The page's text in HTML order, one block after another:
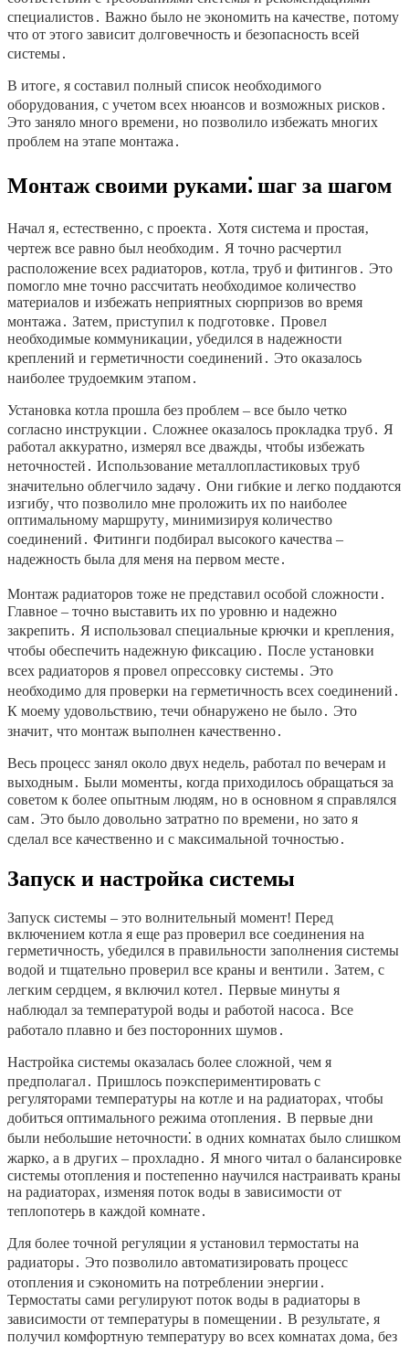
специалистов․ Важно было не экономить на качестве‚ потому
что от этого зависит долговечность и безопасность всей
системы․
В итоге‚ я составил полный список необходимого
оборудования‚ с учетом всех нюансов и возможных рисков․
Это заняло много времени‚ но позволило избежать многих
проблем на этапе монтажа․
Монтаж своими руками⁚ шаг за шагом
Начал я‚ естественно‚ с проекта․ Хотя система и простая‚
чертеж все равно был необходим․ Я точно расчертил
расположение всех радиаторов‚ котла‚ труб и фитингов․ Это
помогло мне точно рассчитать необходимое количество
материалов и избежать неприятных сюрпризов во время
монтажа․ Затем‚ приступил к подготовке․ Провел
необходимые коммуникации‚ убедился в надежности
креплений и герметичности соединений․ Это оказалось
наиболее трудоемким этапом․
Установка котла прошла без проблем – все было четко
согласно инструкции․ Сложнее оказалось прокладка труб․ Я
работал аккуратно‚ измерял все дважды‚ чтобы избежать
неточностей․ Использование металлопластиковых труб
значительно облегчило задачу․ Они гибкие и легко поддаются
изгибу‚ что позволило мне проложить их по наиболее
оптимальному маршруту‚ минимизируя количество
соединений․ Фитинги подбирал высокого качества –
надежность была для меня на первом месте․
Монтаж радиаторов тоже не представил особой сложности․
Главное – точно выставить их по уровню и надежно
закрепить․ Я использовал специальные крючки и крепления‚
чтобы обеспечить надежную фиксацию․ После установки
всех радиаторов я провел опрессовку системы․ Это
необходимо для проверки на герметичность всех соединений․
К моему удовольствию‚ течи обнаружено не было․ Это
значит‚ что монтаж выполнен качественно․
Весь процесс занял около двух недель‚ работал по вечерам и
выходным․ Были моменты‚ когда приходилось обращаться за
советом к более опытным людям‚ но в основном я справлялся
сам․ Это было довольно затратно по времени‚ но зато я
сделал все качественно и с максимальной точностью․
Запуск и настройка системы
Запуск системы – это волнительный момент! Перед
включением котла я еще раз проверил все соединения на
герметичность‚ убедился в правильности заполнения системы
водой и тщательно проверил все краны и вентили․ Затем‚ с
легким сердцем‚ я включил котел․ Первые минуты я
наблюдал за температурой воды и работой насоса․ Все
работало плавно и без посторонних шумов․
Настройка системы оказалась более сложной‚ чем я
предполагал․ Пришлось поэкспериментировать с
регуляторами температуры на котле и на радиаторах‚ чтобы
добиться оптимального режима отопления․ В первые дни
были небольшие неточности⁚ в одних комнатах было слишком
жарко‚ а в других – прохладно․ Я много читал о балансировке
системы отопления и постепенно научился настраивать краны
на радиаторах‚ изменяя поток воды в зависимости от
теплопотерь в каждой комнате․
Для более точной регуляции я установил термостаты на
радиаторы․ Это позволило автоматизировать процесс
отопления и сэкономить на потреблении энергии․
Термостаты сами регулируют поток воды в радиаторы в
зависимости от температуры в помещении․ В результате‚ я
получил комфортную температуру во всех комнатах дома‚ без